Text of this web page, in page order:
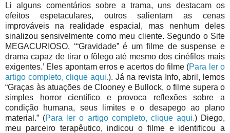
Li alguns comentários sobre a trama, uns destacam os
efeitos espetaculares, outros salientam as cenas
improváveis na realidade espacial, mas nenhum deles
sinalizou sensivelmente como meu cliente. Segundo o Site
MEGACURIOSO, ‘“Gravidade” é um filme de suspense e
drama capaz de tirar o fôlego até mesmo dos cinéfilos mais
exigentes.’ Eles apontam erros e acertos do filme (Para ler o
artigo completo, clique aqui.). Já na revista Info, abril, lemos
“Graças às atuações de Clooney e Bullock, o filme supera o
simples horror científico e provoca reflexões sobre a
condição humana, seus limites e o desapego ao plano
material.” (Para ler o artigo completo, clique aqui.) Diego,
meu parceiro terapêutico, indicou o filme e identificou a